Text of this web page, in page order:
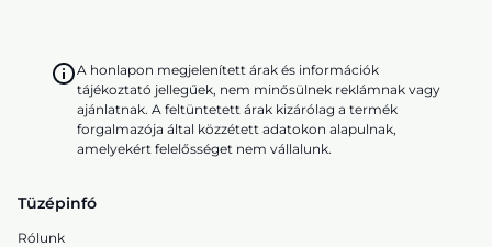
A honlapon megjelenített árak és információk
tájékoztató jellegűek, nem minősülnek reklámnak vagy
ajánlatnak. A feltüntetett árak kizárólag a termék
forgalmazója által közzétett adatokon alapulnak,
amelyekért felelősséget nem vállalunk.
Tüzépinfó
Rólunk